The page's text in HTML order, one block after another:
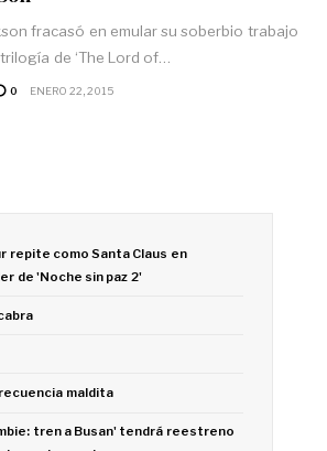
fracasó en emular su soberbio trabajo
de ‘The Lord of…
0 ENERO 22, 2015
repite como Santa Claus en
de 'Noche sin paz 2'
maldita
tren a Busan' tendrá reestreno